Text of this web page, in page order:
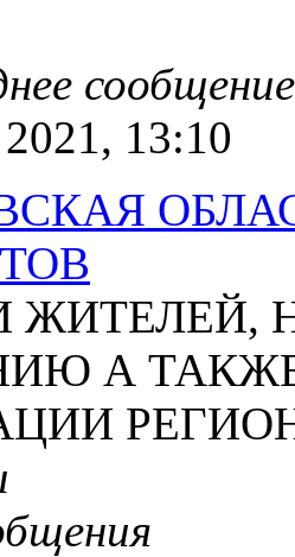
сообщение
13:10
ЖИТЕЛЕЙ,
А